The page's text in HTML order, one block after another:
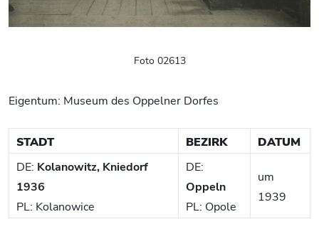
Foto 02613
Eigentum: Museum des Oppelner Dorfes
STADT BEZIRK
DATUM
DE: Kolanowitz, Kniedorf
1936
PL: Kolanowice
DE:
Oppeln
PL: Opole
um
1939